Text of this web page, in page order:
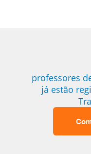
professores
já estão